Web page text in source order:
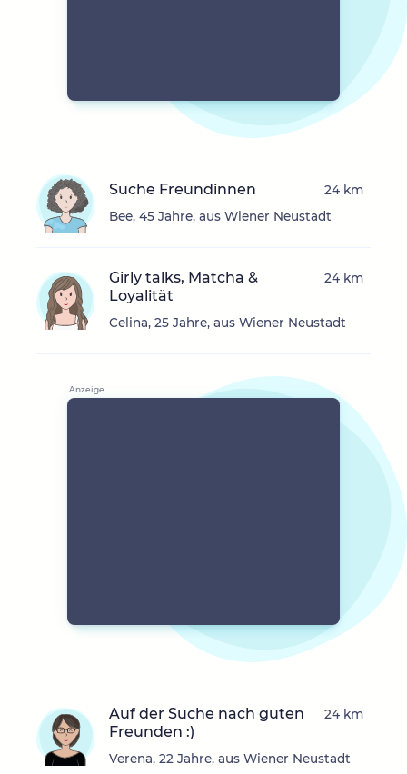
Suche Freundinnen
Bee, 45 Jahre, aus Wiener Neustadt
24 km
Girly talks, Matcha &
Loyalität
Celina, 25 Jahre, aus Wiener Neustadt
24 km
Auf der Suche nach guten
Freunden :)
Verena, 22 Jahre, aus Wiener Neustadt
24 km